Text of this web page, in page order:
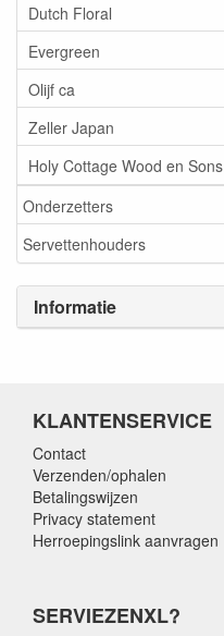
Dutch Floral
Evergreen
Olijf ca
Zeller Japan
Holy Cottage Wood en Sons
Onderzetters
Servettenhouders
Informatie
KLANTENSERVICE
Contact
Verzenden/ophalen
Betalingswijzen
Privacy statement
Herroepingslink aanvragen
SERVIEZENXL?